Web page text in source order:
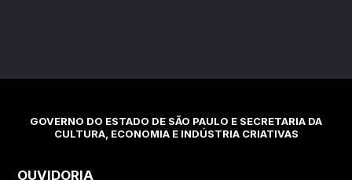
GOVERNO DO ESTADO DE SÃO PAULO E SECRETARIA DA
CULTURA, ECONOMIA E INDÚSTRIA CRIATIVAS
OUVIDORIA